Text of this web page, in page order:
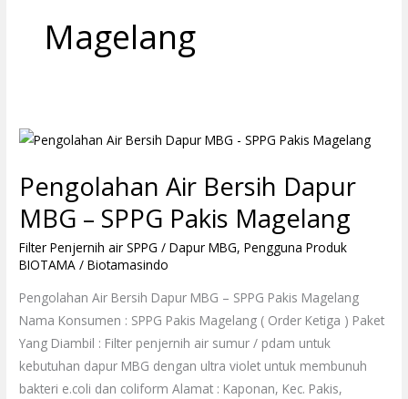
Magelang
Pengolahan Air Bersih Dapur
MBG – SPPG Pakis Magelang
Filter Penjernih air SPPG / Dapur MBG,Pengguna Produk
BIOTAMA /Biotamasindo
Pengolahan Air Bersih Dapur MBG – SPPG Pakis Magelang
Nama Konsumen : SPPG Pakis Magelang ( Order Ketiga ) Paket
Yang Diambil : Filter penjernih air sumur / pdam untuk
kebutuhan dapur MBG dengan ultra violet untuk membunuh
bakteri e.coli dan coliform Alamat : Kaponan, Kec. Pakis,
Pengolahan
Bersih
Dapur
MBG
–
SPPG
Pakis
Magelang